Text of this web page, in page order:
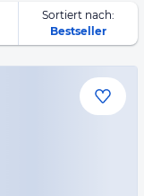
Sortiert nach:
Bestseller